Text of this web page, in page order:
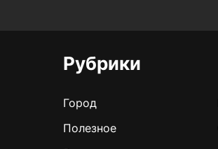
Рубрики
Город
Полезное